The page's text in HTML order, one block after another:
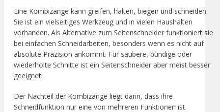
Eine Kombizange kann greifen, halten, biegen und schneiden.
Sie ist ein vielseitiges Werkzeug und in vielen Haushalten
vorhanden. Als Alternative zum Seitenschneider funktioniert sie
bei einfachen Schneidarbeiten, besonders wenn es nicht auf
absolute Präzision ankommt. Für saubere, bündige oder
wiederholte Schnitte ist ein Seitenschneider aber meist besser
geeignet.
Der Nachteil der Kombizange liegt darin, dass ihre
Schneidfunktion nur eine von mehreren Funktionen ist.